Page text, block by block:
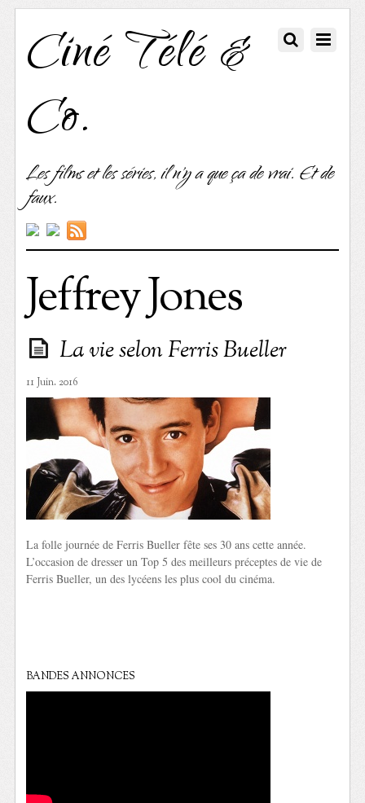
Ciné Télé &
Co.
Les films et les séries, il n'y a que ça de vrai. Et de
faux.
Jeffrey Jones
La vie selon Ferris Bueller
11 Juin. 2016
La folle journée de Ferris Bueller fête ses 30 ans cette année.
L’occasion de dresser un Top 5 des meilleurs préceptes de vie de
Ferris Bueller, un des lycéens les plus cool du cinéma.
BANDES ANNONCES